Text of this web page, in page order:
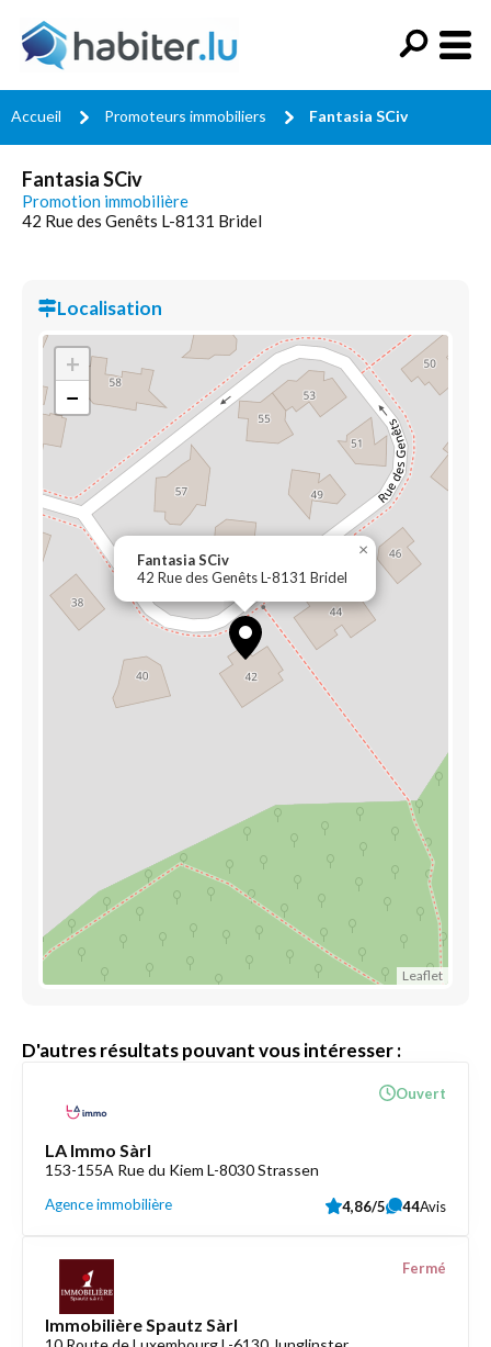
Accueil Promoteurs immobiliers Fantasia SCiv
Fantasia SCiv
Promotion immobilière
42 Rue des Genêts L-8131 Bridel
Localisation
Fantasia SCiv
42 Rue des Genêts L-8131 Bridel
×
+
−
Leaflet
D'autres résultats pouvant vous intéresser :
LA Immo Sàrl
153-155A Rue du Kiem L-8030 Strassen
Agence immobilière
Ouvert
4,86/5 44Avis
Immobilière Spautz Sàrl
Fermé